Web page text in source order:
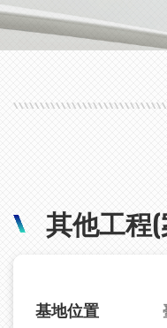
其他工程(
基地位置